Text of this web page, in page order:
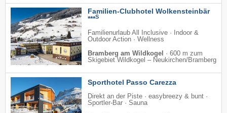
Familien-Clubhotel Wolkensteinbär
***S
Familienurlaub All Inclusive · Indoor &
Outdoor Action · Wellness
Bramberg am Wildkogel
· 600 m zum
Skigebiet Wildkogel – Neukirchen/​Bramberg
Sporthotel Passo Carezza
Direkt an der Piste · easybreezy & bunt ·
Sportler-Bar · Sauna